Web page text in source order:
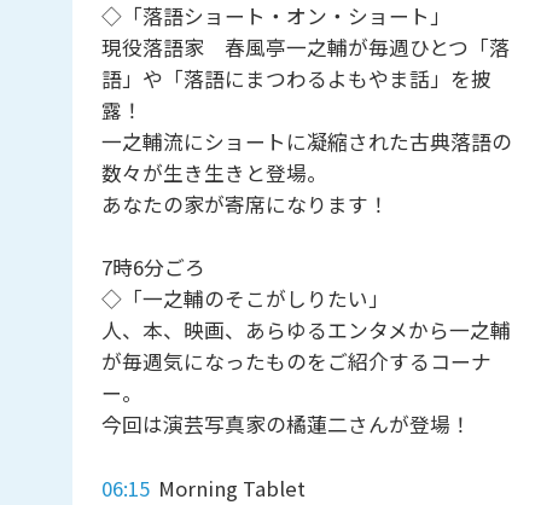
◇「落語ショート・オン・ショート」
現役落語家 春風亭一之輔が毎週ひとつ「落
語」や「落語にまつわるよもやま話」を披
露！
一之輔流にショートに凝縮された古典落語の
数々が生き生きと登場。
あなたの家が寄席になります！
7時6分ごろ
◇「一之輔のそこがしりたい」
人、本、映画、あらゆるエンタメから一之輔
が毎週気になったものをご紹介するコーナ
ー。
今回は演芸写真家の橘蓮二さんが登場！
06:15 Morning Tablet